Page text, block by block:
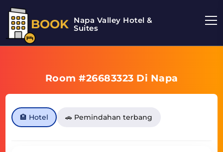
BOOK Napa Valley Hotel &
Suites
Room #26683323 Di Napa
🏨 Hotel 🚗 Pemindahan terbang